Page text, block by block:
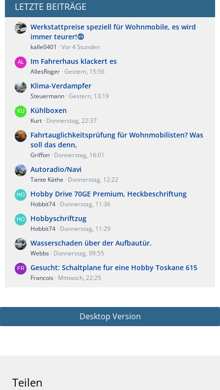
LETZTE BEITRÄGE
Werkstattpreise speziell für Wohnmobile, es wird
immer teurer!😡
kalle0401 Vor 4 Stunden
Im Fahrerhaus klackert es
AllesRoger Gestern, 15:56
Klima-Verdampfer
Steuermann Gestern, 13:19
Kühlboxen
Kurt Donnerstag, 22:37
Fahrtauglichkeitsprüfung für Wohnmobilisten? Was
soll das denn,
Griffon Donnerstag, 16:01
Autoradio/Navi
Tante Käthe Donnerstag, 12:22
Hobby Drive 70GE Premium, Heckbeschriftung
Hobbit74 Donnerstag, 11:36
Hobbyschriftzug
Hobbit74 Donnerstag, 11:29
Wasserschaden über der Aufbautür.
Webbs Donnerstag, 09:55
Gesucht: Schaltplane fur eine Hobby Toskane 615
Francois Mittwoch, 22:25
Desktop Version
Teilen